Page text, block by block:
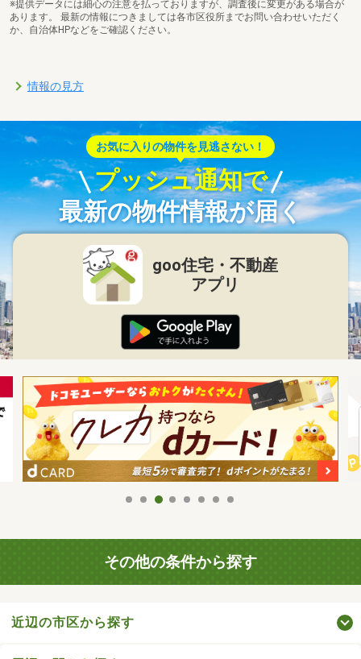
※提供データには細心の注意を払っておりますが、調査後に変更がある場合が
あります。 最新の情報につきましては各市区役所までお問い合わせいただく
か、自治体HPなどをご確認ください。
情報の見方
お気に入りの物件を見逃さない！
プッシュ通知で
最新の物件情報が届く
goo住宅・不動産
アプリ
その他の条件から探す
近辺の市区から探す